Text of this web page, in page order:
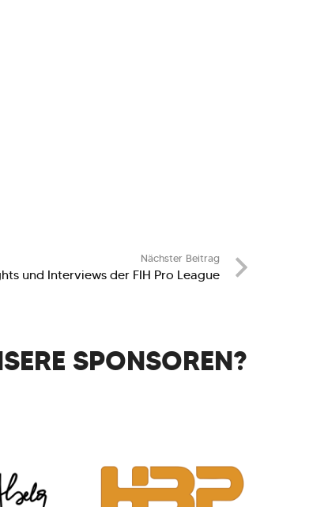
Nächster Beitrag
und Interviews der FIH Pro League
SPONSOREN?